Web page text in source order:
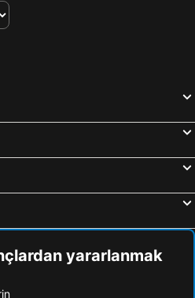
yararlanmak